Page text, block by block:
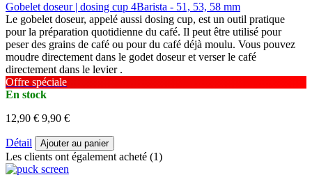
Gobelet doseur | dosing cup 4Barista - 51, 53, 58 mm
Le gobelet doseur, appelé aussi dosing cup, est un outil pratique
pour la préparation quotidienne du café. Il peut être utilisé pour
peser des grains de café ou pour du café déjà moulu. Vous pouvez
moudre directement dans le godet doseur et verser le café
directement dans le levier .
Offre spéciale
En stock
12,90 € 9,90 €
Détail Ajouter au panier
Les clients ont également acheté (1)